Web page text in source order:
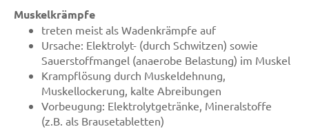
Muskelkrämpfe
treten meist als Wadenkrämpfe auf
Ursache: Elektrolyt- (durch Schwitzen) sowie
Sauerstoffmangel (anaerobe Belastung) im Muskel
Krampflösung durch Muskeldehnung,
Muskellockerung, kalte Abreibungen
Vorbeugung: Elektrolytgetränke, Mineralstoffe
(z.B. als Brausetabletten)